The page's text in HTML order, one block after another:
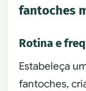
fantoches
Rotina e
Estabeleça
fantoches,